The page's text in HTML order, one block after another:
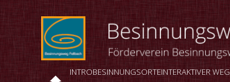
INTROBESINNUNGSORTEINTERAKTIVER WEG